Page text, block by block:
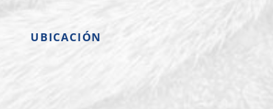
UBICACIÓN